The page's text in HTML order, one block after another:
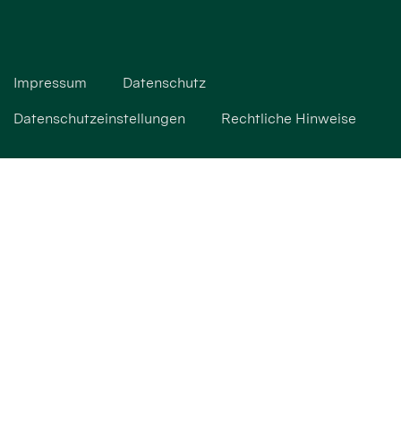
Impressum Datenschutz
Datenschutzeinstellungen Rechtliche Hinweise